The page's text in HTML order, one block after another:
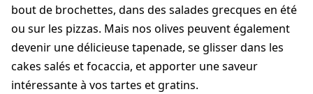
bout de brochettes, dans des salades grecques en été
ou sur les pizzas. Mais nos olives peuvent également
devenir une délicieuse tapenade, se glisser dans les
cakes salés et focaccia, et apporter une saveur
intéressante à vos tartes et gratins.